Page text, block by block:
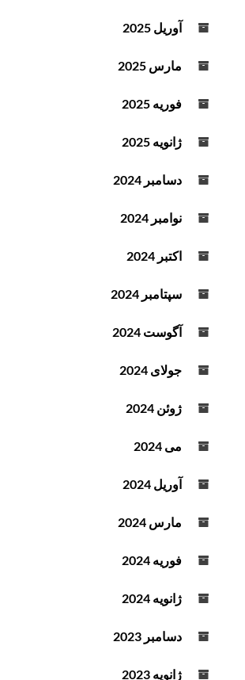
آوریل 2025
مارس 2025
فوریه 2025
ژانویه 2025
دسامبر 2024
نوامبر 2024
اکتبر 2024
سپتامبر 2024
آگوست 2024
جولای 2024
ژوئن 2024
می 2024
آوریل 2024
مارس 2024
فوریه 2024
ژانویه 2024
دسامبر 2023
ژانویه 2023